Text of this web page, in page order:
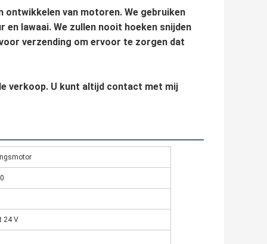
van motoren. We gebruiken
lawaai. We zullen nooit hoeken snijden
verzending om ervoor te zorgen dat
verkoop. U kunt altijd contact met mij
24 V